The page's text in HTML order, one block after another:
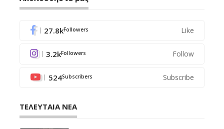
27.8kFollowers Like
3.2kFollowers Follow
524Subscribers Subscribe
ΤΕΛΕΥΤΑΙΑ ΝΕΑ